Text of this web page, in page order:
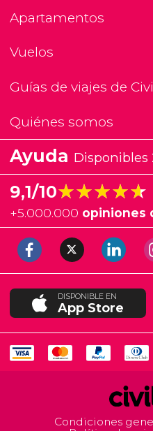
Apartamentos
Vuelos
Guías de viajes de
Quiénes somos
Ayuda Disponibles
9,1/10★★★★★
★★★★★
+5.000.000 opiniones
DISPONIBLE EN
App Store
Condiciones